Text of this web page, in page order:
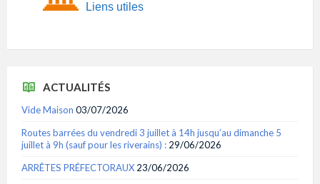
Liens utiles
ACTUALITÉS
Vide Maison 03/07/2026
Routes barrées du vendredi 3 juillet à 14h jusqu’au dimanche 5
juillet à 9h (sauf pour les riverains) : 29/06/2026
ARRÊTES PRÉFECTORAUX 23/06/2026